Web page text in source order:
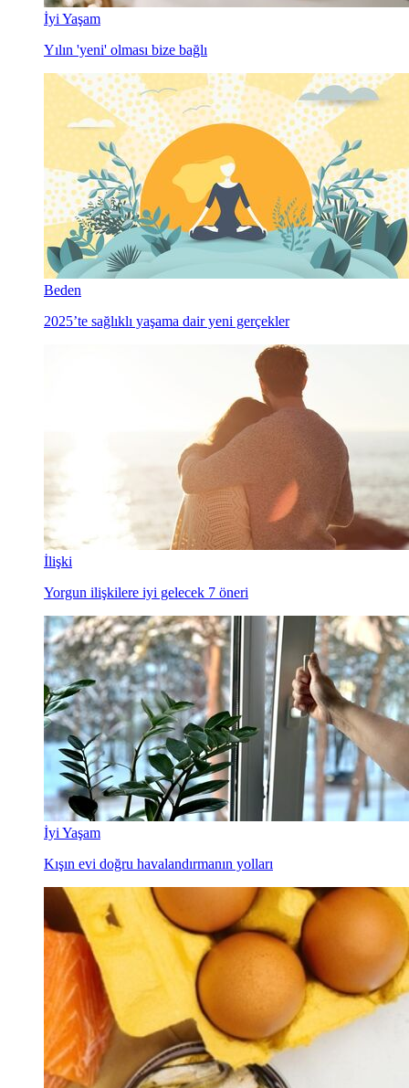
İyi Yaşam
Yılın 'yeni' olması bize bağlı
Beden
2025’te sağlıklı yaşama dair yeni gerçekler
İlişki
Yorgun ilişkilere iyi gelecek 7 öneri
İyi Yaşam
Kışın evi doğru havalandırmanın yolları